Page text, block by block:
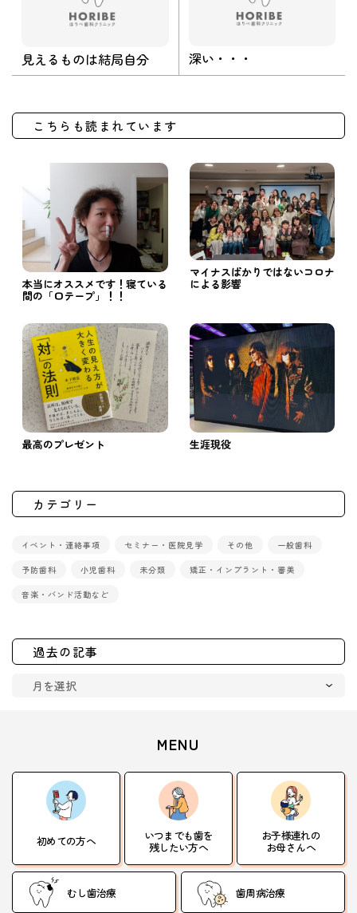
見えるものは結局自分 深い・・・
こちらも読まれています
本当にオススメです！寝ている
間の「口テープ」！！
マイナスばかりではないコロナ
による影響
最高のプレゼント 生涯現役
カテゴリー
イベント・連絡事項 セミナー・医院見学 その他 一般歯科
予防歯科 小児歯科 未分類 矯正・インプラント・審美
音楽・バンド活動など
過去の記事
MENU
初めての方へ いつまでも歯を
残したい方へ
お子様連れの
お母さんへ
むし歯治療 歯周病治療